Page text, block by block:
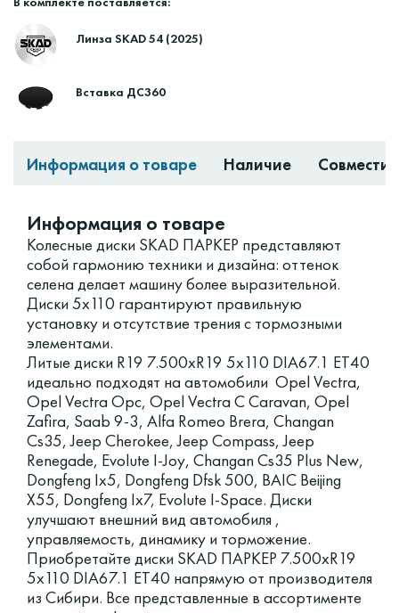
Линза SKAD 54 (2025)
Вставка ДС360
Информация о товаре Наличие
Информация о товаре
Колесные диски SKAD ПАРКЕР представляют
собой гармонию техники и дизайна: оттенок
селена делает машину более выразительной.
Диски 5x110 гарантируют правильную
установку и отсутствие трения с тормозными
элементами.
Литые диски R19 7.500xR19 5x110 DIA67.1 ET40
идеально подходят на автомобили Opel Vectra,
Opel Vectra Opc, Opel Vectra C Caravan, Opel
Zafira, Saab 9-3, Alfa Romeo Brera, Changan
Cs35, Jeep Cherokee, Jeep Compass, Jeep
Renegade, Evolute I-Joy, Changan Cs35 Plus New,
Dongfeng Ix5, Dongfeng Dfsk 500, BAIC Beijing
X55, Dongfeng Ix7, Evolute I-Space. Диски
улучшают внешний вид автомобиля ,
управляемость, динамику и торможение.
Приобретайте диски SKAD ПАРКЕР 7.500xR19
5x110 DIA67.1 ET40 напрямую от производителя
из Сибири. Все представленные в ассортименте